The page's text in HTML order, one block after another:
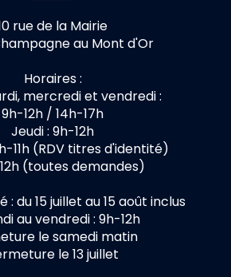
rue de la Mairie
au Mont d'Or
Horaires :
mercredi et vendredi :
9h-12h / 14h-17h
Jeudi : 9h-12h
11h (RDV titres d'identité)
(toutes demandes)
: du 15 juillet au 15 août inclus
au vendredi : 9h-12h
le samedi matin
le 13 juillet